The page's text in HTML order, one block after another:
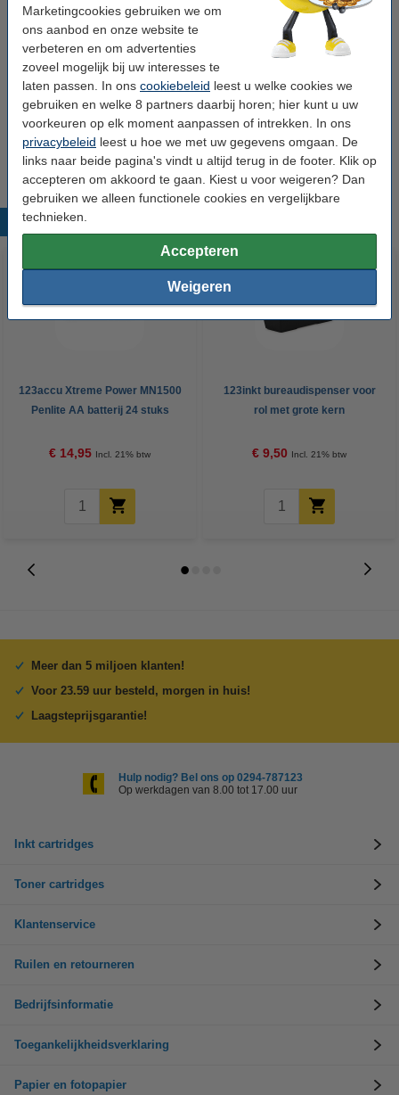
Marketingcookies gebruiken we om
ons aanbod en onze website te
verbeteren en om advertenties
zoveel mogelijk bij uw interesses te
laten passen. In ons cookiebeleid leest u welke cookies we
gebruiken en welke 8 partners daarbij horen; hier kunt u uw
voorkeuren op elk moment aanpassen of intrekken. In ons
privacybeleid leest u hoe we met uw gegevens omgaan. De
links naar beide pagina's vindt u altijd terug in de footer. Klik op
accepteren om akkoord te gaan. Kiest u voor weigeren? Dan
gebruiken we alleen functionele cookies en vergelijkbare
technieken.
Accepteren
Weigeren
Kleur: transparant
Aantal: 10 rollen
Tip: plakbandhouder meebestellen
123inkt bureaudispenser voor rol met grote
kern
€ 9,50
123accu Xtreme Power MN1500
Penlite AA batterij 24 stuks
€ 14,95 Incl. 21% btw
123inkt bureaudispenser voor
rol met grote kern
€ 9,50 Incl. 21% btw
Meer dan 5 miljoen klanten!
Voor 23.59 uur besteld, morgen in huis!
Laagsteprijsgarantie!
Hulp nodig? Bel ons op 0294-787123
Op werkdagen van 8.00 tot 17.00 uur
Inkt cartridges
Toner cartridges
Klantenservice
Ruilen en retourneren
Bedrijfsinformatie
Toegankelijkheidsverklaring
Papier en fotopapier